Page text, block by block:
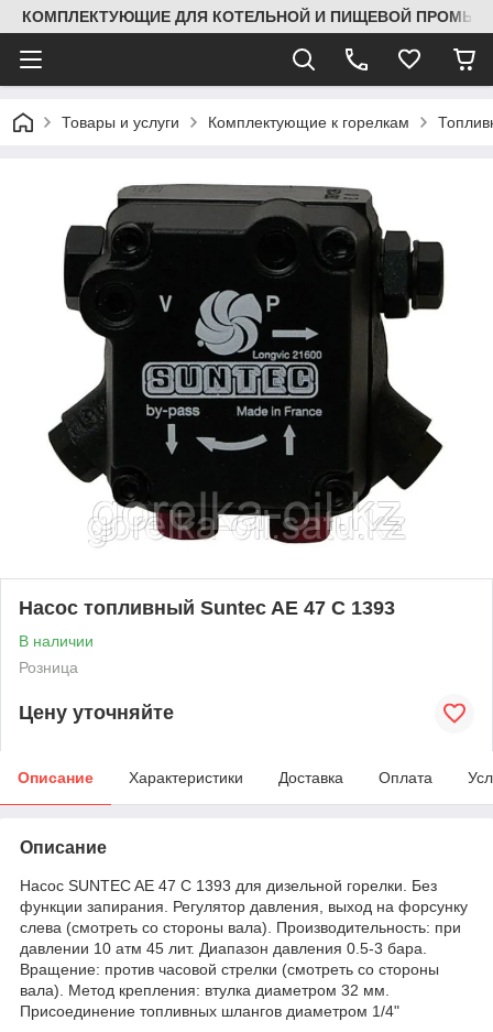
КОМПЛЕКТУЮЩИЕ ДЛЯ КОТЕЛЬНОЙ И ПИЩЕВОЙ
Товары и услуги Комплектующие к горелкам
Насос топливный Suntec AE 47 C 1393
В наличии
Розница
Цену уточняйте
Описание Характеристики Доставка Оплата
Описание
Насос SUNTEC AE 47 C 1393 для дизельной горелки. Без
функции запирания. Регулятор давления, выход на форсунку
слева (смотреть со стороны вала). Производительность: при
давлении 10 атм 45 лит. Диапазон давления 0.5-3 бара.
Вращение: против часовой стрелки (смотреть со стороны
вала). Метод крепления: втулка диаметром 32 мм.
Присоединение топливных шлангов диаметром 1/4"